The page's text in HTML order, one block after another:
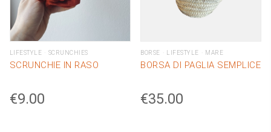
LIFESTYLE SCRUNCHIES
SCRUNCHIE IN RASO
€9.00
BORSE LIFESTYLE MARE
BORSA DI PAGLIA SEMPLICE
€35.00